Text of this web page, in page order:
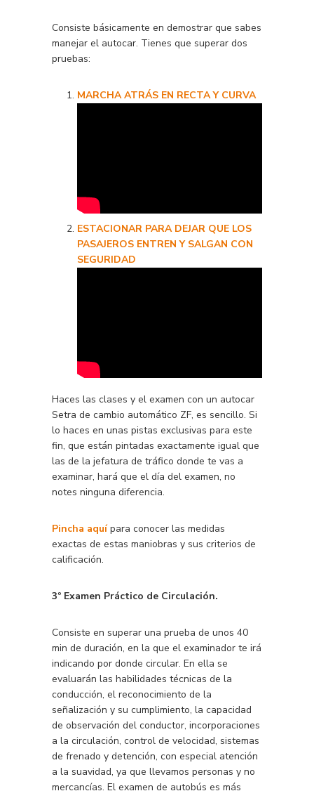
Consiste básicamente en demostrar que sabes
manejar el autocar. Tienes que superar dos
pruebas:
MARCHA ATRÁS EN RECTA Y CURVA
ESTACIONAR PARA DEJAR QUE LOS
PASAJEROS ENTREN Y SALGAN CON
SEGURIDAD
Haces las clases y el examen con un autocar
Setra de cambio automático ZF, es sencillo. Si
lo haces en unas pistas exclusivas para este
fin, que están pintadas exactamente igual que
las de la jefatura de tráfico donde te vas a
examinar, hará que el día del examen, no
notes ninguna diferencia.
Pincha aquípara conocer las medidas
exactas de estas maniobras y sus criterios de
calificación.
3º Examen Práctico de Circulación.
Consiste en superar una prueba de unos 40
min de duración, en la que el examinador te irá
indicando por donde circular. En ella se
evaluarán las habilidades técnicas de la
conducción, el reconocimiento de la
señalización y su cumplimiento, la capacidad
de observación del conductor, incorporaciones
a la circulación, control de velocidad, sistemas
de frenado y detención, con especial atención
a la suavidad, ya que llevamos personas y no
mercancías. El examen de autobús es más